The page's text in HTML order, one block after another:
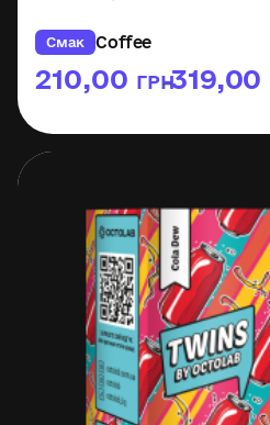
Смак Coffee
210,00 ГРН
–319,00